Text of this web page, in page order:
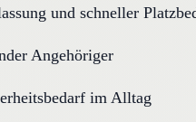
und schneller
Angehöriger
im Alltag